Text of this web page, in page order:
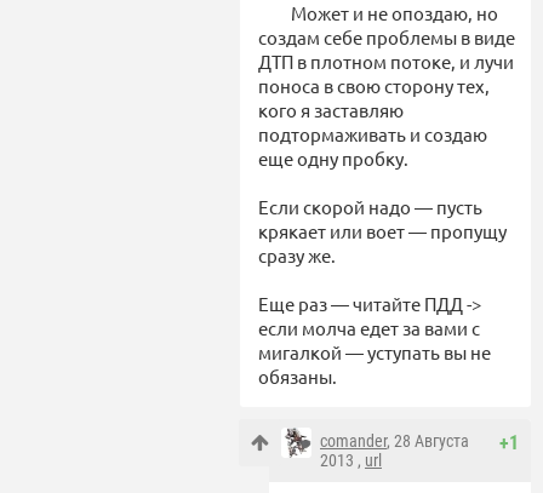
Может и не опоздаю, но
создам себе проблемы в виде
ДТП в плотном потоке, и лучи
поноса в свою сторону тех,
кого я заставляю
подтормаживать и создаю
еще одну пробку.
Если скорой надо — пусть
крякает или воет — пропущу
сразу же.
Еще раз — читайте ПДД ->
если молча едет за вами с
мигалкой — уступать вы не
обязаны.
+1
comander, 28 Августа
2013 , url